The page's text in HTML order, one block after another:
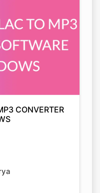
CONVERTER